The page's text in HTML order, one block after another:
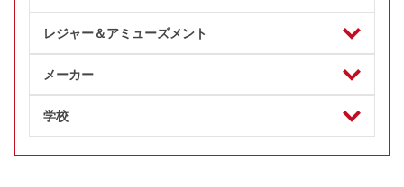
レジャー＆アミューズメント
メーカー
学校